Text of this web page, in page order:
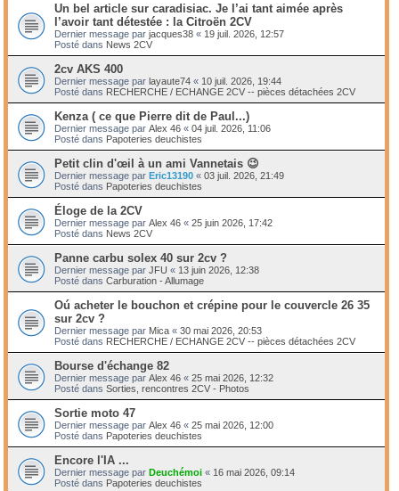
Un bel article sur caradisiac. Je l’ai tant aimée après
l’avoir tant détestée : la Citroën 2CV
Dernier message par jacques38 « 19 juil. 2026, 12:57
Posté dans News 2CV
2cv AKS 400
Dernier message par layaute74 « 10 juil. 2026, 19:44
Posté dans RECHERCHE / ECHANGE 2CV -- pièces détachées 2CV
Kenza ( ce que Pierre dit de Paul...)
Dernier message par Alex 46 « 04 juil. 2026, 11:06
Posté dans Papoteries deuchistes
Petit clin d'œil à un ami Vannetais 😉
Dernier message par Eric13190 « 03 juil. 2026, 21:49
Posté dans Papoteries deuchistes
Éloge de la 2CV
Dernier message par Alex 46 « 25 juin 2026, 17:42
Posté dans News 2CV
Panne carbu solex 40 sur 2cv ?
Dernier message par JFU « 13 juin 2026, 12:38
Posté dans Carburation - Allumage
Oú acheter le bouchon et crépine pour le couvercle 26 35
sur 2cv ?
Dernier message par Mica « 30 mai 2026, 20:53
Posté dans RECHERCHE / ECHANGE 2CV -- pièces détachées 2CV
Bourse d'échange 82
Dernier message par Alex 46 « 25 mai 2026, 12:32
Posté dans Sorties, rencontres 2CV - Photos
Sortie moto 47
Dernier message par Alex 46 « 25 mai 2026, 12:00
Posté dans Papoteries deuchistes
Encore l'IA ...
Dernier message par Deuchémoi « 16 mai 2026, 09:14
Posté dans Papoteries deuchistes